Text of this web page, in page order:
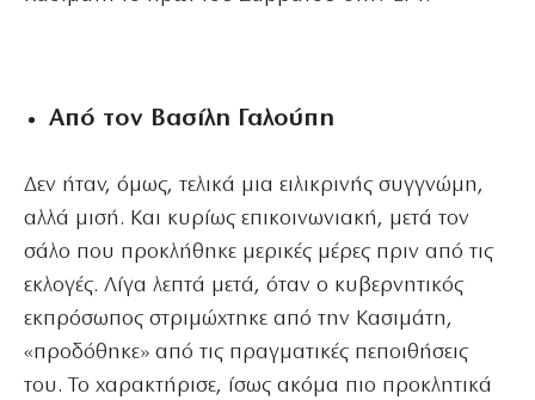
Από τον Βασίλη Γαλούπη
Δεν ήταν, όμως, τελικά μια ειλικρινής συγγνώμη,
αλλά μισή. Και κυρίως επικοινωνιακή, μετά τον
σάλο που προκλήθηκε μερικές μέρες πριν από τις
εκλογές. Λίγα λεπτά μετά, όταν ο κυβερνητικός
εκπρόσωπος στριμώχτηκε από την Κασιμάτη,
«προδόθηκε» από τις πραγματικές πεποιθήσεις
του. Το χαρακτήρισε, ίσως ακόμα πιο προκλητικά